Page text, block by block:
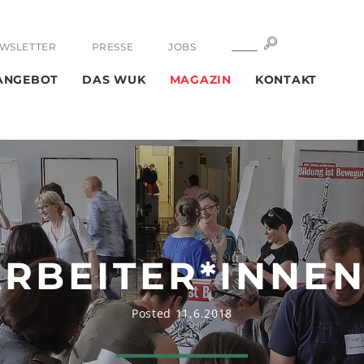
PRESSE JOBS SUCHE
DAS WUK MAGAZIN KONTAKT
Posted 11.6.2018